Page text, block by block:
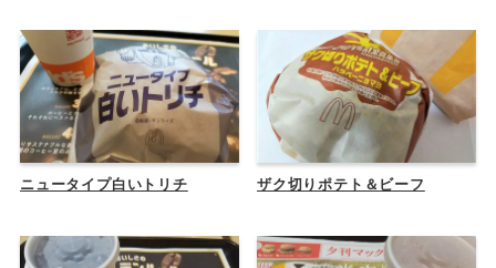
ニュータイプ白いトリチ ザク切りポテト＆ビーフ